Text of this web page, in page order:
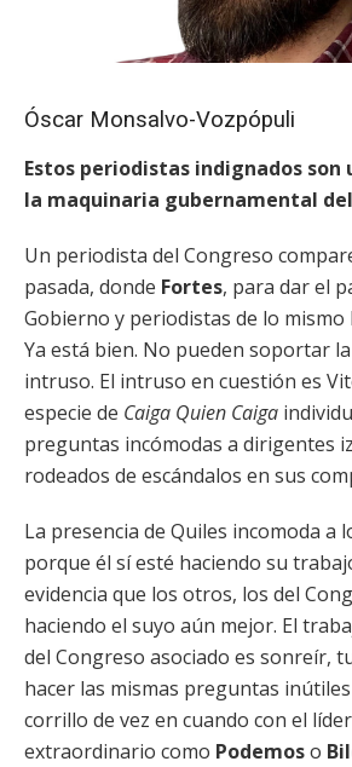
Óscar Monsalvo-Vozpópuli
Estos periodistas indignados son
la maquinaria gubernamental
Un periodista del Congreso
pasada, donde Fortes, para dar el
Gobierno y periodistas de lo mismo
Ya está bien. No pueden soportar
intruso. El intruso en cuestión es
especie de Caiga Quien Caiga
preguntas incómodas a dirigentes
rodeados de escándalos en sus
La presencia de Quiles incomoda a
porque él sí esté haciendo su
evidencia que los otros, los del
haciendo el suyo aún mejor. El
del Congreso asociado es sonreír,
hacer las mismas preguntas
corrillo de vez en cuando con el
extraordinario como Podemoso